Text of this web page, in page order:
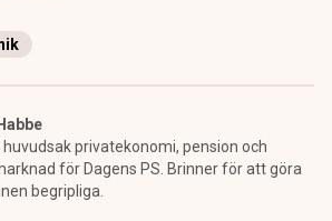
huvudsak privatekonomi, pension och
för Dagens PS. Brinner för att göra
begripliga.